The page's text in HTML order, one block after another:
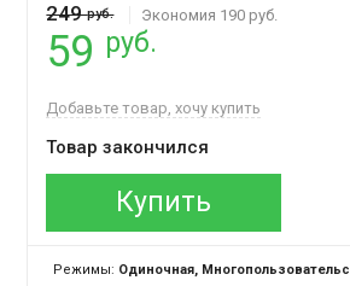
249руб. Экономия 190 руб.
59 руб.
Добавьте товар, хочу купить
Товар закончился
Купить
Режимы: Одиночная, Многопользовательская